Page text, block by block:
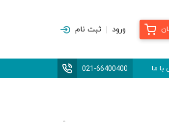
ورود ثبت نام
ما 021-66400400